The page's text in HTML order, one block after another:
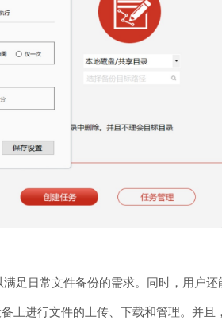
足日常文件备份的需求。同时，用户
上进行文件的上传、下载和管理。并